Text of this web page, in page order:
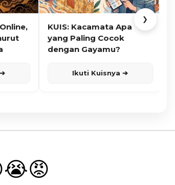
KUIS: Kacamata Apa
yang Paling Cocok
dengan Gayamu?
Ikuti Kuisnya ➔
❯
😭😡